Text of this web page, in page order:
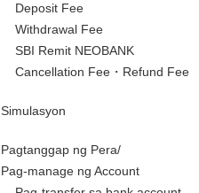
Deposit Fee
Withdrawal Fee
SBI Remit NEOBANK
Cancellation Fee・Refund Fee
Simulasyon
Pagtanggap ng Pera/
Pag-manage ng Account